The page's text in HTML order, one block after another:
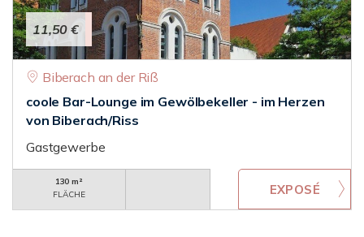
11,50 €
Biberach an der Riß
coole Bar-Lounge im Gewölbekeller - im Herzen
von Biberach/Riss
Gastgewerbe
130 m²
FLÄCHE